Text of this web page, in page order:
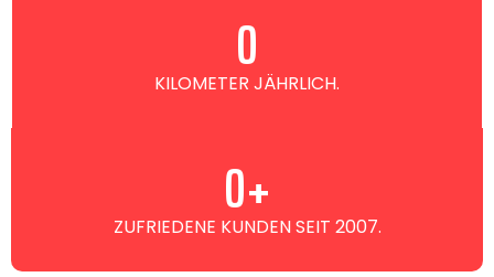
KILOMETER JÄHRLICH.
0
ZUFRIEDENE KUNDEN SEIT 2007.
0+